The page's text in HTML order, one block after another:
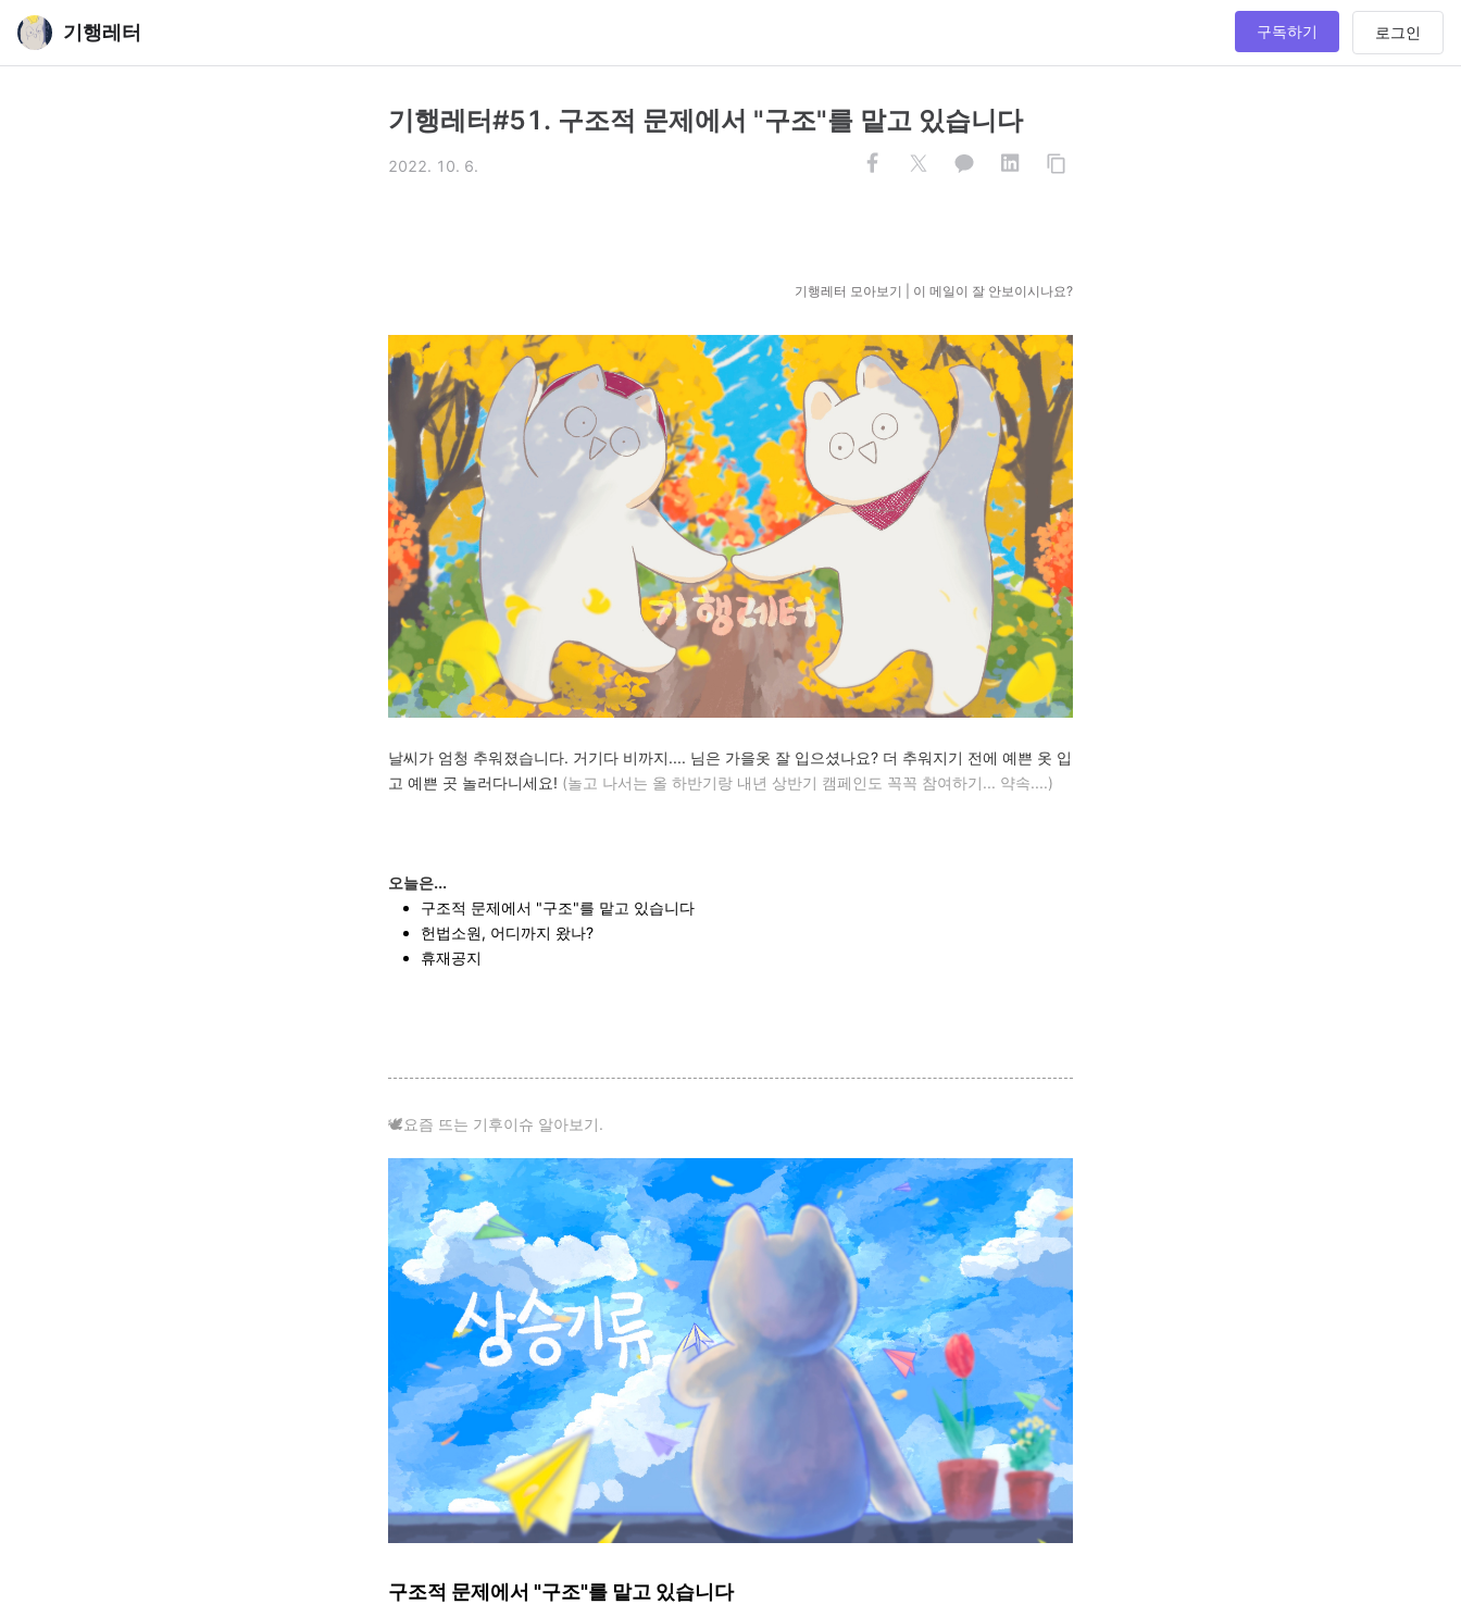
기행레터 구독하기
기행레터#51. 구조적 문제에서 "구조"를 맡고 있습니다
2022. 10. 6.
기행레터 모아보기 이 메일이 잘 안보이시나요?
날씨가 엄청 추워졌습니다. 거기다 비까지.... 님은 가을옷 잘 입으셨나요? 더 추워지기 전에 예쁜 옷 입
고 예쁜 곳 놀러다니세요! (놀고 나서는 올 하반기랑 내년 상반기 캠페인도 꼭꼭 참여하기... 약속....)
오늘은...
구조적 문제에서 "구조"를 맡고 있습니다
헌법소원, 어디까지 왔나?
휴재공지
🕊요즘 뜨는 기후이슈 알아보기.
구조적 문제에서 "구조"를 맡고 있습니다